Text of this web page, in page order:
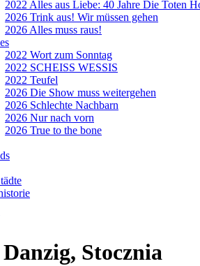
2022 Alles aus Liebe: 40 Jahre Die Toten
2026 Trink aus! Wir müssen gehen
2026 Alles muss raus!
2022 Wort zum Sonntag
2022 SCHEISS WESSIS
2022 Teufel
2026 Die Show muss weitergehen
2026 Schlechte Nachbarn
2026 Nur nach vorn
2026 True to the bone
Danzig, Stocznia